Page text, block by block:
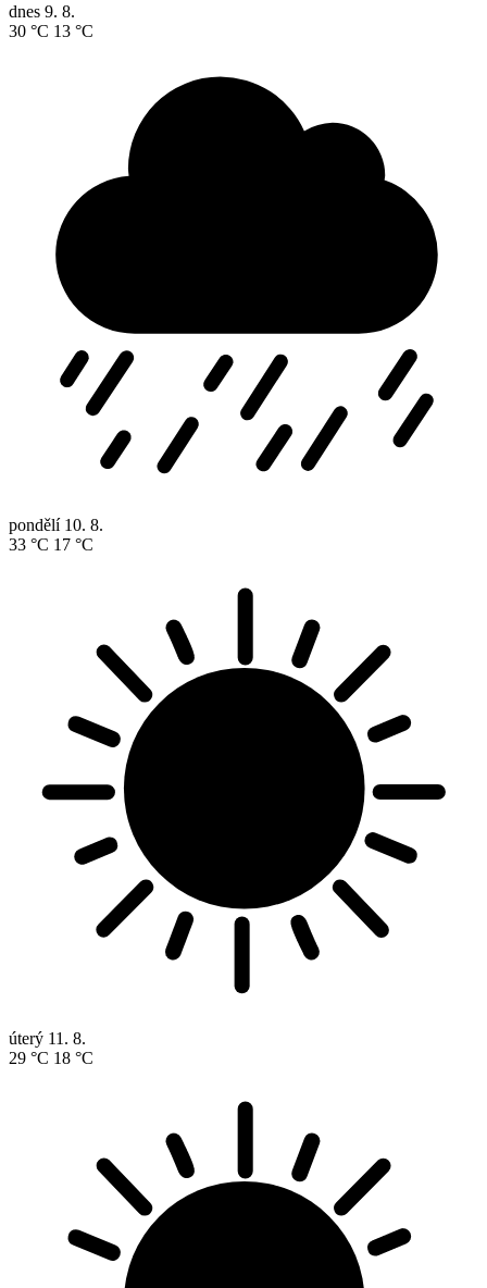
dnes 9. 8.
30 °C 13 °C
pondělí 10. 8.
33 °C 17 °C
úterý 11. 8.
29 °C 18 °C